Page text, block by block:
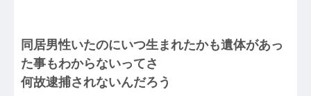
同居男性いたのにいつ生まれたかも遺体があっ
た事もわからないってさ
何故逮捕されないんだろう